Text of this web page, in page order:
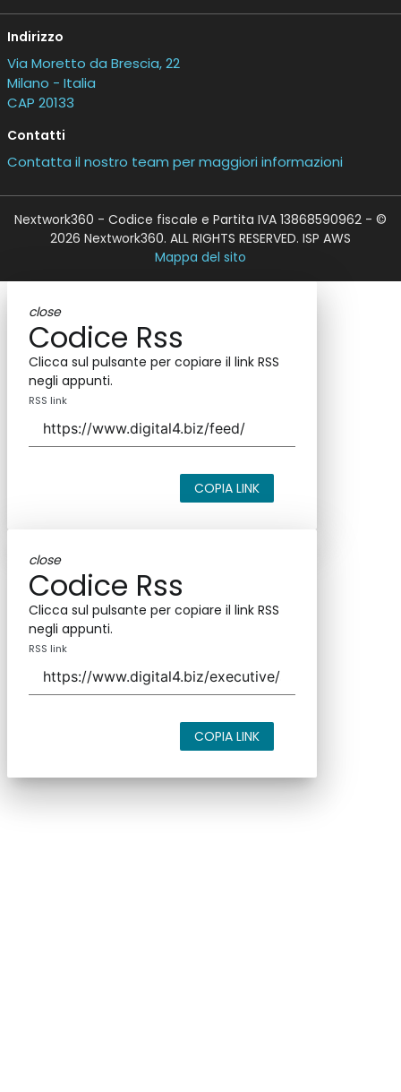
Indirizzo
Via Moretto da Brescia, 22
Milano - Italia
CAP 20133
Contatti
Contatta il nostro team per maggiori informazioni
Nextwork360 - Codice fiscale e Partita IVA 13868590962 - ©
2026 Nextwork360. ALL RIGHTS RESERVED. ISP AWS
Mappa del sito
close
Codice Rss
Clicca sul pulsante per copiare il link RSS
negli appunti.
RSS link
COPIA LINK
close
Codice Rss
Clicca sul pulsante per copiare il link RSS
negli appunti.
RSS link
COPIA LINK